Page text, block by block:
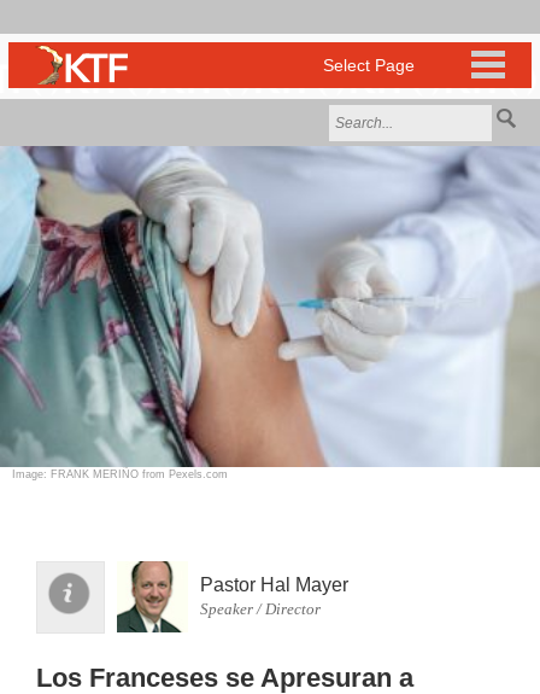
Image: FRANK MERIÑO from Pexels.com
Pastor Hal Mayer
Speaker / Director
Los Franceses se Apresuran a